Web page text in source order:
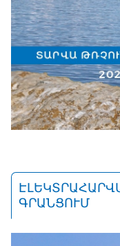
ԳՐԱՆՑՈՒՄ